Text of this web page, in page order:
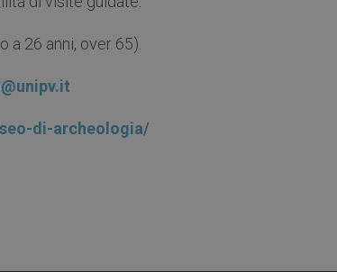
a 26 anni, over 65).
di-archeologia/